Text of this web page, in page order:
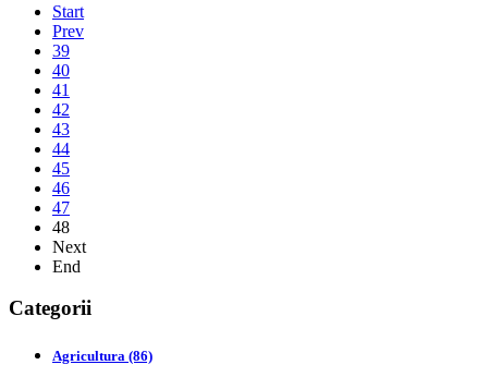
Start
Prev
39
40
41
42
43
44
45
46
47
48
Next
End
Categorii
Agricultura (86)